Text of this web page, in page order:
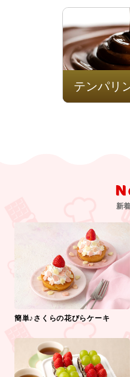
テンパリ
新
簡単♪さくらの花びらケーキ